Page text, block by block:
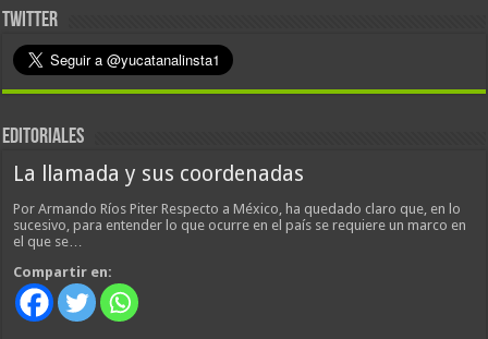
TWITTER
EDITORIALES
La llamada y sus coordenadas
Por Armando Ríos Piter Respecto a México, ha quedado claro que, en lo
sucesivo, para entender lo que ocurre en el país se requiere un marco en
el que se…
Compartir en: